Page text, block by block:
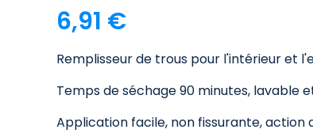
6,91 €
Remplisseur de trous pour l'intérieur et
Temps de séchage 90 minutes, lavable
Application facile, non fissurante, action